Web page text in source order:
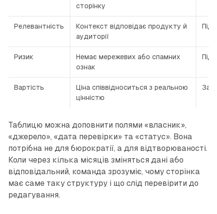
сторінку
Релевантність
Контекст відповідає продукту й
аудиторії
Ризик
Немає мережевих або спамних
ознак
Вартість
Ціна співвідноситься з реальною
цінністю
Таблицю можна доповнити полями «власник»,
«джерело», «дата перевірки» та «статус». Вона
потрібна не для бюрократії, а для відтворюваності.
Коли через кілька місяців зміняться дані або
відповідальний, команда зрозуміє, чому сторінка
має саме таку структуру і що слід перевірити до
редагування.